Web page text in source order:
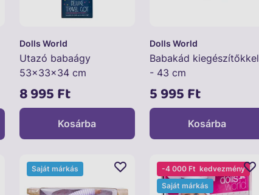
Dolls World
Utazó babaágy
53x33x34 cm
8 995 Ft
Kosárba
Dolls World
Babakád kiegészítőkkel
- 43 cm
5 995 Ft
Kosárba
Saját márkás -4 000 Ft kedvezmény
Saját márkás